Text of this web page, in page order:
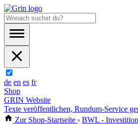
de en es fr
Shop
GRIN Website
Texte veröffentlichen, Rundum-Service
Zur Shop-Startseite › BWL -